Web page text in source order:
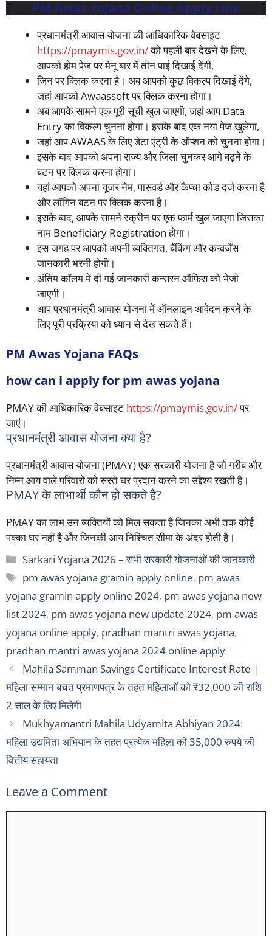
PM Awas Yojana Online Apply Link
प्रधानमंत्री आवास योजना की आधिकारिक वेबसाइट
https://pmaymis.gov.in/को पहली बार देखने के लिए,
आपको होम पेज पर मेनू बार में तीन पाई दिखाई देंगी,
जिन पर क्लिक करना है। अब आपको कुछ विकल्प दिखाई देंगे,
जहां आपको Awaassoft पर क्लिक करना होगा।
अब आपके सामने एक पूरी सूची खुल जाएगी, जहां आप Data
Entry का विकल्प चुनना होगा। इसके बाद एक नया पेज खुलेगा,
जहां आप AWAAS के लिए डेटा एंट्री के ऑप्शन को चुनना होगा।
इसके बाद आपको अपना राज्य और जिला चुनकर आगे बढ़ने के
बटन पर क्लिक करना होगा।
यहां आपको अपना यूजर नेम, पासवर्ड और कैप्चा कोड दर्ज करना है
और लॉगिन बटन पर क्लिक करना है।
इसके बाद, आपके सामने स्क्रीन पर एक फार्म खुल जाएगा जिसका
नाम Beneficiary Registration होगा।
इस जगह पर आपको अपनी व्यक्तिगत, बैंकिंग और कन्वर्जेंस
जानकारी भरनी होगी।
अंतिम कॉलम में दी गई जानकारी कन्सरन ऑफिस को भेजी
जाएगी।
आप प्रधानमंत्री आवास योजना में ऑनलाइन आवेदन करने के
लिए पूरी प्रक्रिया को ध्यान से देख सकते हैं।
PM Awas Yojana FAQs
how can i apply for pm awas yojana
PMAY की आधिकारिक वेबसाइट https://pmaymis.gov.in/पर
जाएं।
प्रधानमंत्री आवास योजना क्या है?
प्रधानमंत्री आवास योजना (PMAY) एक सरकारी योजना है जो गरीब और
निम्न आय वाले परिवारों को सस्ते घर प्रदान करने का उद्देश्य रखती है।
PMAY के लाभार्थी कौन हो सकते हैं?
PMAY का लाभ उन व्यक्तियों को मिल सकता है जिनका अभी तक कोई
पक्का घर नहीं है और जिनकी आय निश्चित सीमा के अंदर होती है।
Categories
Sarkari Yojana 2026 – सभी सरकारी योजनाओं की जानकारी
Tags
pm awas yojana gramin apply online, pm awas
yojana gramin apply online 2024, pm awas yojana new
list 2024, pm awas yojana new update 2024, pm awas
yojana online apply, pradhan mantri awas yojana,
pradhan mantri awas yojana 2024 online apply
Mahila Samman Savings Certificate Interest Rate |
महिला सम्मान बचत प्रमाणपत्र के तहत महिलाओं को ₹32,000 की राशि
2 साल के लिए मिलेगी
Mukhyamantri Mahila Udyamita Abhiyan 2024:
महिला उद्यमिता अभियान के तहत प्रत्येक महिला को 35,000 रुपये की
वित्तीय सहायता
Leave a Comment